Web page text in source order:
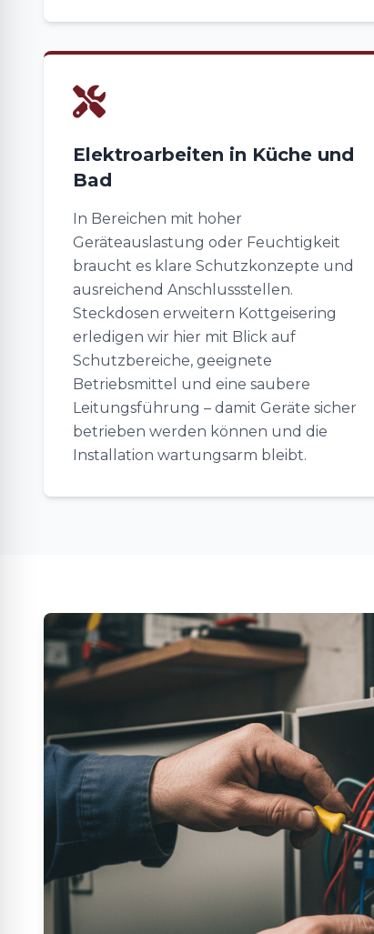
Elektroarbeiten in Küche und
Bad
In Bereichen mit hoher
Geräteauslastung oder Feuchtigkeit
braucht es klare Schutzkonzepte und
ausreichend Anschlussstellen.
Steckdosen erweitern Kottgeisering
erledigen wir hier mit Blick auf
Schutzbereiche, geeignete
Betriebsmittel und eine saubere
Leitungsführung – damit Geräte sicher
betrieben werden können und die
Installation wartungsarm bleibt.